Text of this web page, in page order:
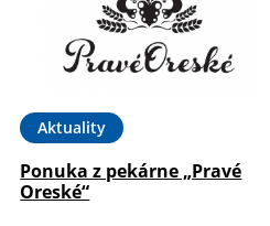
Aktuality
Ponuka z pekárne „Pravé
Oreské“